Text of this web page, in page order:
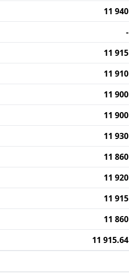
11 940
-
11 915
11 910
11 900
11 900
11 930
11 860
11 920
11 915
11 860
11 915.64